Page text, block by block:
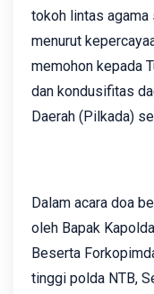
tokoh lintas agama
menurut
memohon kepada
dan kondusifitas
Daerah (Pilkada)
Dalam acara doa
oleh Bapak
Beserta
tinggi polda NTB,